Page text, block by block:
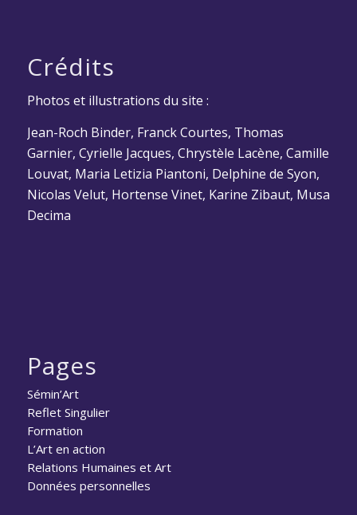
Crédits
Photos et illustrations du site :
Jean-Roch Binder, Franck Courtes, Thomas
Garnier, Cyrielle Jacques, Chrystèle Lacène, Camille
Louvat, Maria Letizia Piantoni, Delphine de Syon,
Nicolas Velut, Hortense Vinet, Karine Zibaut, Musa
Decima
Pages
Sémin’Art
Reflet Singulier
Formation
L’Art en action
Relations Humaines et Art
Données personnelles